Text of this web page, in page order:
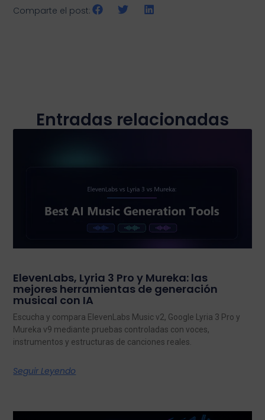
Comparte el post:
Entradas relacionadas
ElevenLabs, Lyria 3 Pro y Mureka: las
mejores herramientas de generación
musical con IA
Escucha y compara ElevenLabs Music v2, Google Lyria 3 Pro y
Mureka v9 mediante pruebas controladas con voces,
instrumentos y estructuras de canciones reales.
Seguir Leyendo